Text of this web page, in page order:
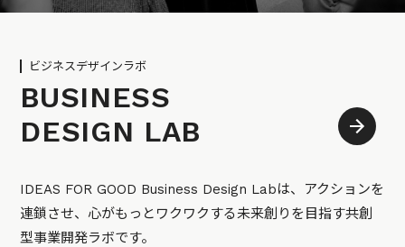
ビジネスデザインラボ
BUSINESS
DESIGN LAB
IDEAS FOR GOOD Business Design Labは、アクションを
連鎖させ、心がもっとワクワクする未来創りを目指す共創
型事業開発ラボです。